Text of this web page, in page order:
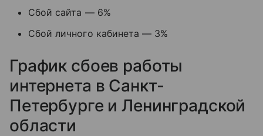
Сбой сайта — 6%
Сбой личного кабинета — 3%
График сбоев работы
интернета в Санкт-
Петербурге и Ленинградской
области